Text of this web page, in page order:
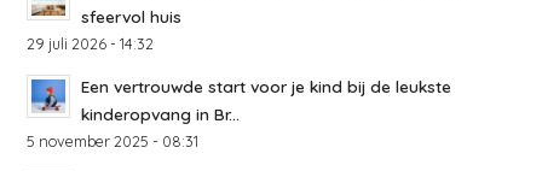
sfeervol huis
29 juli 2026 - 14:32
Een vertrouwde start voor je kind bij de leukste
kinderopvang in Br...
5 november 2025 - 08:31